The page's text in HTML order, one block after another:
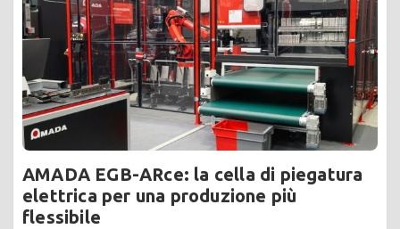
AMADA EGB-ARce: la cella di piegatura
elettrica per una produzione più
flessibile